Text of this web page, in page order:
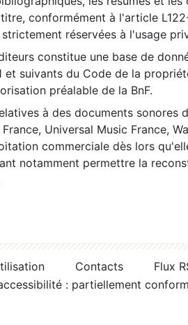
conformément à l'article
réservées à l'usage
constitue une base de
et suivants du Code de la
préalable de la BnF.
à des documents sonores
Universal Music France,
commerciale dès lors
notamment permettre la
Contacts
Flux
: partiellement